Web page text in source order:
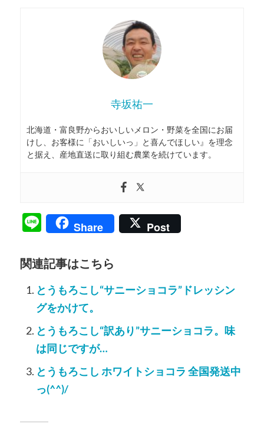
寺坂祐一
北海道・富良野からおいしいメロン・野菜を全国にお届
けし、お客様に「おいしいっ」と喜んでほしい』を理念
と据え、産地直送に取り組む農業を続けています。
LineShare Post
関連記事はこちら
とうもろこし“サニーショコラ”ドレッシン
グをかけて。
とうもろこし“訳あり”サニーショコラ。味
は同じですが…
とうもろこし ホワイトショコラ 全国発送中
っ(^^)/